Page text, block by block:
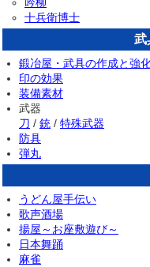
吟柳
十兵衛博士
武
鍛冶屋・武具の作成と強
印の効果
装備素材
武器
刀 / 銃 / 特殊武器
防具
弾丸
うどん屋手伝い
歌声酒場
揚屋～お座敷遊び～
日本舞踊
麻雀